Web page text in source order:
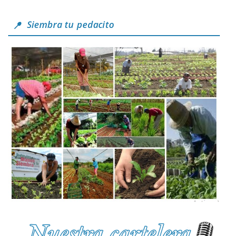
Siembra tu pedacito